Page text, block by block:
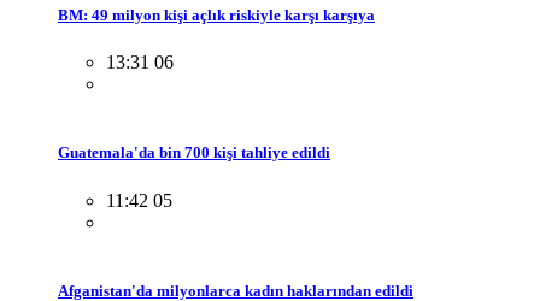
BM: 49 milyon kişi açlık riskiyle karşı karşıya
13:31 06
Guatemala'da bin 700 kişi tahliye edildi
11:42 05
Afganistan'da milyonlarca kadın haklarından edildi